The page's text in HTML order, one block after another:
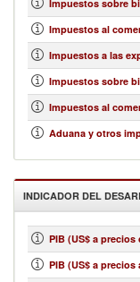
Impuestos sobre
Impuestos al
Impuestos a las
Impuestos sobre
Impuestos al
Aduana y otros
INDICADOR DEL
PIB (US$ a
PIB (US$ a precios